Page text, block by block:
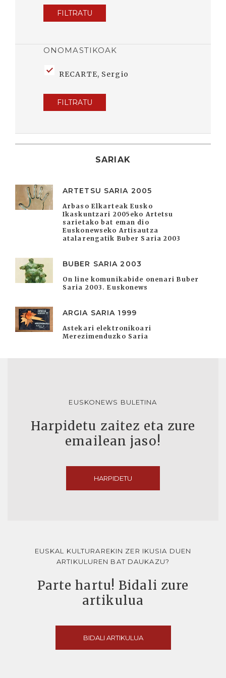
FILTRATU
ONOMASTIKOAK
RECARTE, Sergio
FILTRATU
SARIAK
ARTETSU SARIA 2005
Arbaso Elkarteak Eusko
Ikaskuntzari 2005eko Artetsu
sarietako bat eman dio
Euskonewseko Artisautza
atalarengatik Buber Saria 2003
BUBER SARIA 2003
On line komunikabide onenari Buber
Saria 2003. Euskonews
ARGIA SARIA 1999
Astekari elektronikoari
Merezimenduzko Saria
EUSKONEWS BULETINA
Harpidetu zaitez eta zure
emailean jaso!
HARPIDETU
EUSKAL KULTURAREKIN ZER IKUSIA DUEN
ARTIKULUREN BAT DAUKAZU?
Parte hartu! Bidali zure
artikulua
BIDALI ARTIKULUA